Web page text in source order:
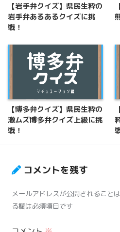
【岩手弁クイズ】県民生粋の
岩手弁あるあるクイズに挑
戦！
【博多弁クイズ】県民生粋の
激ムズ博多弁クイズ上級に挑
戦！
コメントを残す
メールアドレスが公開されること
る欄は必須項目です